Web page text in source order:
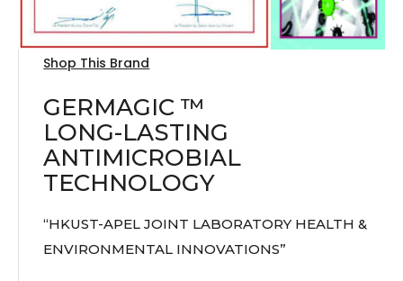
Shop This Brand
GERMAGIC ™
LONG-LASTING
ANTIMICROBIAL
TECHNOLOGY
“HKUST-APEL JOINT LABORATORY HEALTH &
ENVIRONMENTAL INNOVATIONS”